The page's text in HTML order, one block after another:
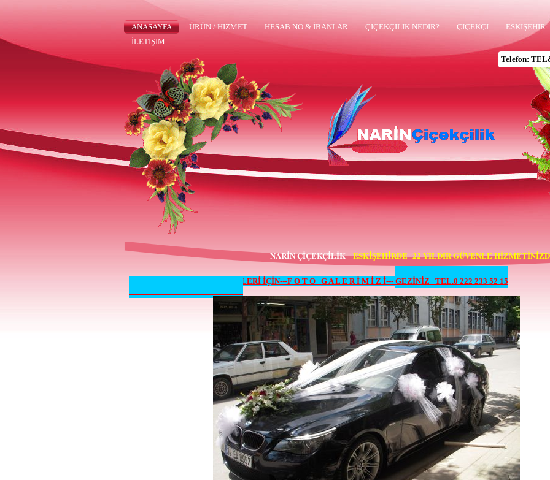
ANASAYFA ÜRÜN / HIZMET HESAB NO.& İBANLAR ÇIÇEKÇILIK NEDIR? ÇIÇEKÇI ESKIŞEHIR
İLETIŞIM
Telefon:
NARİN ÇİÇEKÇİLİK ESKİŞEHİRDE 22 YILDIR GÜVENLE
BİLGİLERİ İÇİN---F O T O G A L E R İ M İ Z İ--- GEZİNİZ TEL.0 222 233 52 15